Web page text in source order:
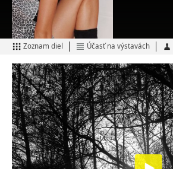
Zoznam diel Účasť na výstavách